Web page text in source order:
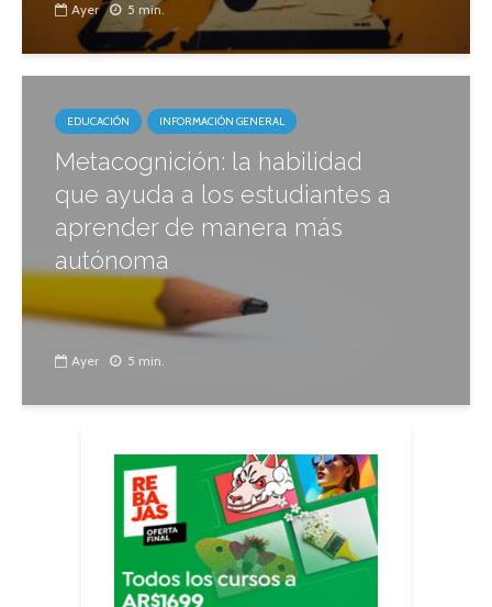
Ayer 5 min.
EDUCACIÓN INFORMACIÓN GENERAL
Metacognición: la habilidad
que ayuda a los estudiantes a
aprender de manera más
autónoma
Ayer 5 min.